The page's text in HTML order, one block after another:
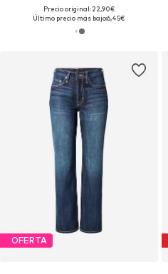
Precio original: 22,90€
Último precio más bajo:6,45€
OFERTA